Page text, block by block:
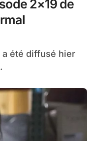
2×19 de